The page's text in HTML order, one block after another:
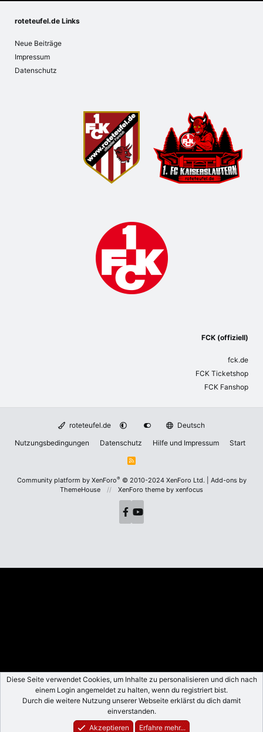
roteteufel.de Links
Neue Beiträge
Impressum
Datenschutz
FCK (offiziell)
fck.de
FCK Ticketshop
FCK Fanshop
roteteufel.de
Deutsch
Nutzungsbedingungen
Datenschutz Hilfe und Impressum Start
R
Community platform by XenForo® © 2010-2024 XenForo Ltd.
Add-ons by
ThemeHouse
XenForo theme by xenfocus
Foren Aktuelles Anmelden Registrieren Suche
Diese Seite verwendet Cookies, um Inhalte zu personalisieren und dich nach
einem Login angemeldet zu halten, wenn du registriert bist.
Durch die weitere Nutzung unserer Webseite erklärst du dich damit
einverstanden.
Akzeptieren
Erfahre mehr...